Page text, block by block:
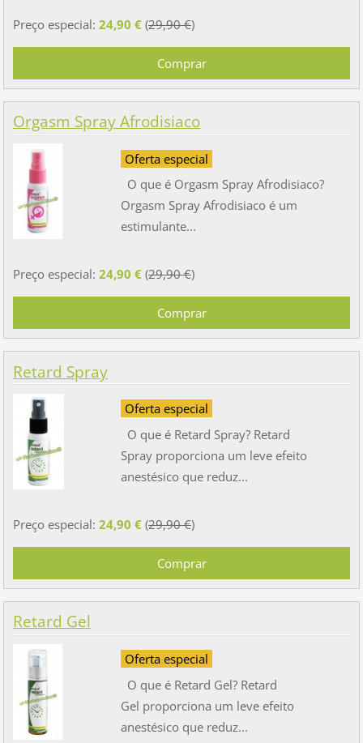
Preço especial: 24,90 €(29,90 €)
Orgasm Spray Afrodisiaco
Oferta especial
O que é Orgasm Spray Afrodisiaco?
Orgasm Spray Afrodisiaco é um
estimulante...
Preço especial: 24,90 €(29,90 €)
Retard Spray
Oferta especial
O que é Retard Spray? Retard
Spray proporciona um leve efeito
anestésico que reduz...
Preço especial: 24,90 €(29,90 €)
Retard Gel
Oferta especial
O que é Retard Gel? Retard
Gel proporciona um leve efeito
anestésico que reduz...